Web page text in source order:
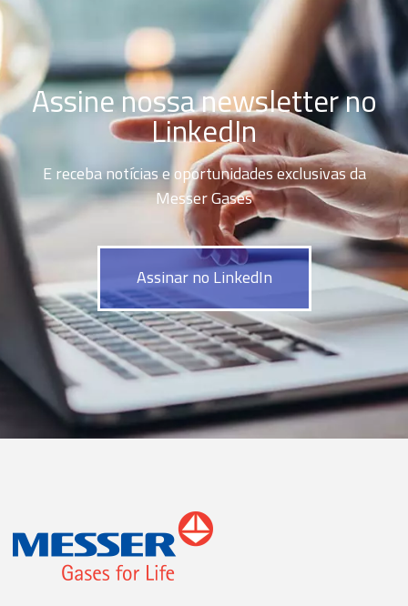
Assine nossa newsletter no
LinkedIn
E receba notícias e oportunidades exclusivas da
Messer Gases
Assinar no LinkedIn